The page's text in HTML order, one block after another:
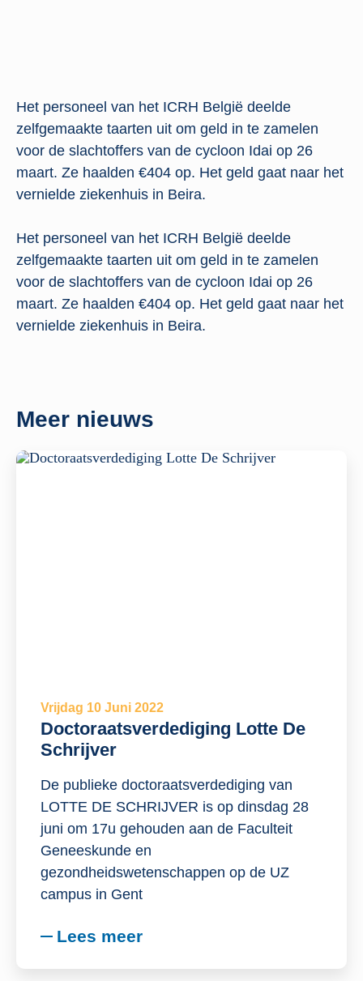
Het personeel van het ICRH België deelde
zelfgemaakte taarten uit om geld in te zamelen
voor de slachtoffers van de cycloon Idai op 26
maart. Ze haalden €404 op. Het geld gaat naar het
vernielde ziekenhuis in Beira.
Het personeel van het ICRH België deelde
zelfgemaakte taarten uit om geld in te zamelen
voor de slachtoffers van de cycloon Idai op 26
maart. Ze haalden €404 op. Het geld gaat naar het
vernielde ziekenhuis in Beira.
Meer nieuws
Vrijdag 10 Juni 2022
Doctoraatsverdediging Lotte De
Schrijver
De publieke doctoraatsverdediging van
LOTTE DE SCHRIJVER is op dinsdag 28
juni om 17u gehouden aan de Faculteit
Geneeskunde en
gezondheidswetenschappen op de UZ
campus in Gent
Lees meer